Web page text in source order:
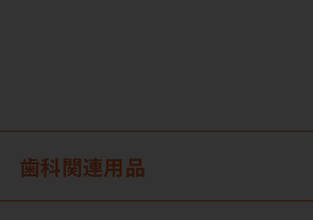
歯科関連用品